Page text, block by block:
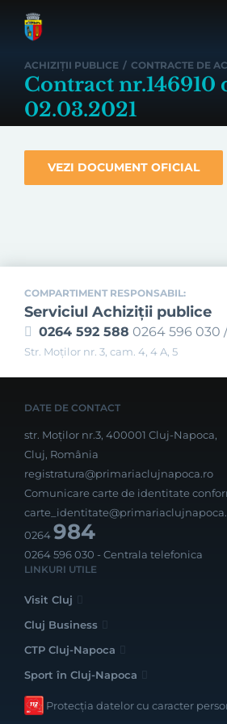
ACHIZIȚII PUBLICE / CONTRACTE DE
Contract nr.146910
02.03.2021
VEZI DOCUMENT OFICIAL
COMPARTIMENT RESPONSABIL:
Serviciul Achiziţii publice
0264 592 588 0264 596 030
Str. Moţilor nr. 3, cam. 4, 4 A, 5
DATE DE CONTACT
str. Moților nr.3, 400001 Cluj-Napoca,
Cluj, România
registratura@primariaclujnapoca.ro
Comunicare carte de identitate
0264984
0264 596 030 - Centrala telefonica
LINKURI UTILE
Visit Cluj
Cluj Business
CTP Cluj-Napoca
Sport în Cluj-Napoca
Protecția datelor cu caracter